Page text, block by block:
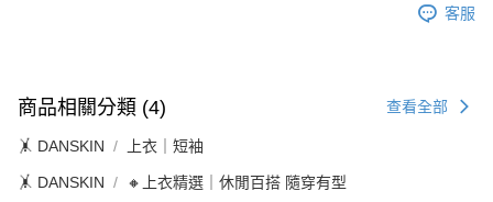
客服
商品相關分類 (4) 查看全部
🤸 DANSKIN 上衣｜短袖
🤸 DANSKIN 🔸上衣精選｜休閒百搭 隨穿有型